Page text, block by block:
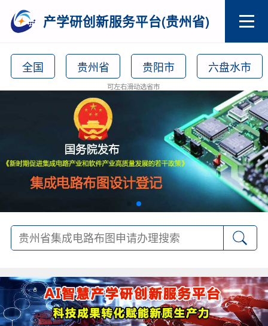
产学研创新服务平台(贵州省)
全国 贵州省 贵阳市 六盘水市
可左右滑动选省市